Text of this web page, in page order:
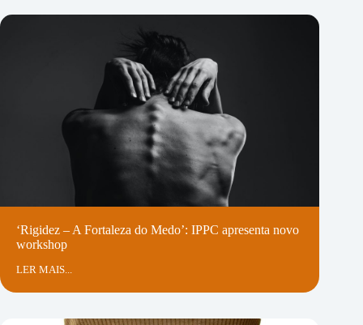
INSCRIÇÃO
–
*Para mais informações relativas
aos pacotes de sessões consultar o Regulamento.
‘Rigidez – A Fortaleza do Medo’: IPPC apresenta novo
workshop
LER MAIS...